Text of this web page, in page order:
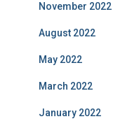
November 2022
August 2022
May 2022
March 2022
January 2022